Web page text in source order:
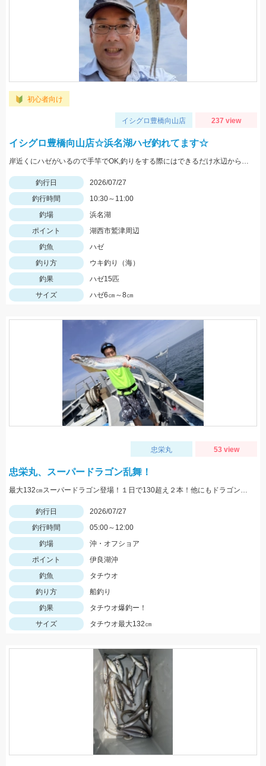
初心者向け
イシグロ豊橋向山店 237 view
イシグロ豊橋向山店☆浜名湖ハゼ釣れてます☆
岸近くにハゼがいるので手竿でOK,釣りをする際にはできるだけ水辺から離れて釣るとハゼの警戒が薄れ釣りやすくなりますよ。また暑いので暑さ対策や水分補給を忘れずに。
釣行日
2026/07/27
釣行時間
10:30～11:00
釣場
浜名湖
ポイント
湖西市鷲津周辺
釣魚
ハゼ
釣り方
ウキ釣り（海）
釣果
ハゼ15匹
サイズ
ハゼ6㎝～8㎝
忠栄丸 53 view
忠栄丸、スーパードラゴン乱舞！
最大132㎝スーパードラゴン登場！１日で130超え２本！他にもドラゴン級爆発の凄い１日でした！
釣行日
2026/07/27
釣行時間
05:00～12:00
釣場
沖・オフショア
ポイント
伊良湖沖
釣魚
タチウオ
釣り方
船釣り
釣果
タチウオ爆釣ー！
サイズ
タチウオ最大132㎝